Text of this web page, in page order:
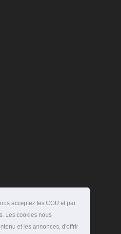
acceptez les CGU et par
Les cookies nous
et les annonces, d'offrir